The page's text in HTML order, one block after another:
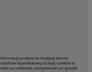
podane na niniejszej stronie
hipertekstowych) były rzetelne w
za rzetelność, kompletność ani sposób